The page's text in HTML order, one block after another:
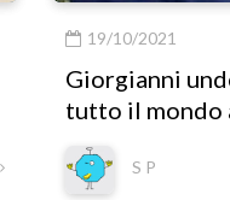
19/10/2021
Giorgianni
tutto il mondo
S P
MEDICINA
I MORTI